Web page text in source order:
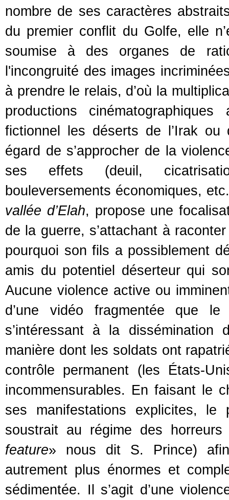
nombre de ses caractères
du premier conflit du Golfe, elle
soumise à des organes de
l'incongruité des images
à prendre le relais, d’où la
productions
fictionnel les déserts de l’Irak
égard de s’approcher de la
ses effets (deuil,
bouleversements économiques,
vallée d’Elah, propose une
de la guerre, s’attachant à
pourquoi son fils a possiblement
amis du potentiel déserteur qui
Aucune violence active ou
d’une vidéo fragmentée que
s’intéressant à la dissémination
manière dont les soldats ont
contrôle permanent (les États-
incommensurables. En faisant le
ses manifestations explicites,
soustrait au régime des horreurs
feature» nous dit S. Prince) afin
autrement plus énormes et
sédimentée. Il s’agit d’une